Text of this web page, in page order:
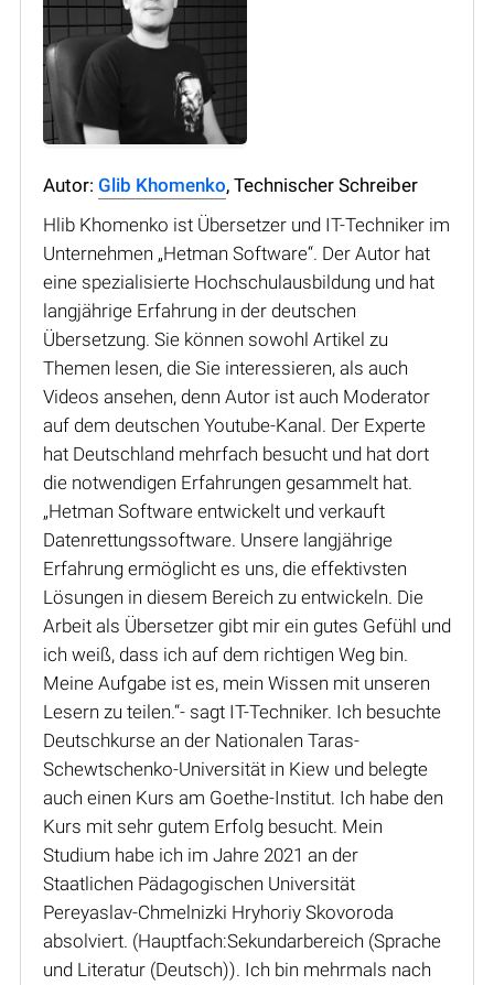
Autor: Glib Khomenko, Technischer Schreiber
Hlib Khomenko ist Übersetzer und IT-Techniker im
Unternehmen „Hetman Software“. Der Autor hat
eine spezialisierte Hochschulausbildung und hat
langjährige Erfahrung in der deutschen
Übersetzung. Sie können sowohl Artikel zu
Themen lesen, die Sie interessieren, als auch
Videos ansehen, denn Autor ist auch Moderator
auf dem deutschen Youtube-Kanal. Der Experte
hat Deutschland mehrfach besucht und hat dort
die notwendigen Erfahrungen gesammelt hat.
„Hetman Software entwickelt und verkauft
Datenrettungssoftware. Unsere langjährige
Erfahrung ermöglicht es uns, die effektivsten
Lösungen in diesem Bereich zu entwickeln. Die
Arbeit als Übersetzer gibt mir ein gutes Gefühl und
ich weiß, dass ich auf dem richtigen Weg bin.
Meine Aufgabe ist es, mein Wissen mit unseren
Lesern zu teilen.“- sagt IT-Techniker. Ich besuchte
Deutschkurse an der Nationalen Taras-
Schewtschenko-Universität in Kiew und belegte
auch einen Kurs am Goethe-Institut. Ich habe den
Kurs mit sehr gutem Erfolg besucht. Mein
Studium habe ich im Jahre 2021 an der
Staatlichen Pädagogischen Universität
Pereyaslav-Chmelnizki Hryhoriy Skovoroda
absolviert. (Hauptfach:Sekundarbereich (Sprache
und Literatur (Deutsch)). Ich bin mehrmals nach